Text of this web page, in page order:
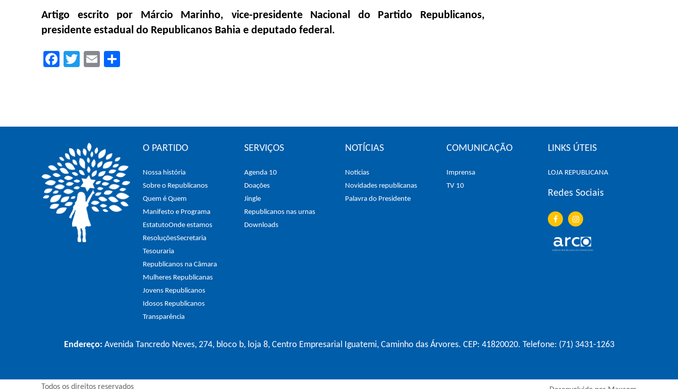
Artigo escrito por Márcio Marinho, vice-presidente Nacional do Partido Republicanos,
presidente estadual do Republicanos Bahia e deputado federal.
Facebook
TwitterEmail
O PARTIDO
Nossa história
Sobre o Republicanos
Quem é Quem
Manifesto e Programa
EstatutoOnde estamos
ResoluçõesSecretaria
Tesouraria
Republicanos na Câmara
Mulheres Republicanas
Jovens Republicanos
Idosos Republicanos
Transparência
SERVIÇOS
Agenda 10
Doações
Jingle
Republicanos nas urnas
Downloads
NOTÍCIAS
Noticias
Novidades republicanas
Palavra do Presidente
COMUNICAÇÃO
Imprensa
TV 10
LINKS ÚTEIS
LOJA REPUBLICANA
Redes Sociais
Endereço: Avenida Tancredo Neves, 274, bloco b, loja 8, Centro Empresarial Iguatemi, Caminho das Árvores. CEP: 41820020. Telefone: (71) 3431-1263
Todos os direitos reservados